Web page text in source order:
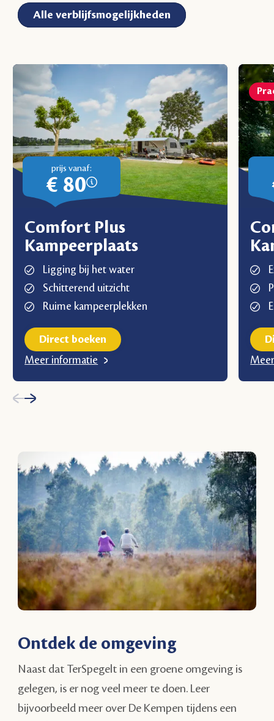
Alle verblijfsmogelijkheden
prijs vanaf:
€ 80
Comfort Plus
Kampeerplaats
Ligging bij het water
Schitterend uitzicht
Ruime kampeerplekken
Meer informatie
Direct boeken
Ontdek de omgeving
Naast dat TerSpegelt in een groene omgeving is
gelegen, is er nog veel meer te doen. Leer
bijvoorbeeld meer over De Kempen tijdens een